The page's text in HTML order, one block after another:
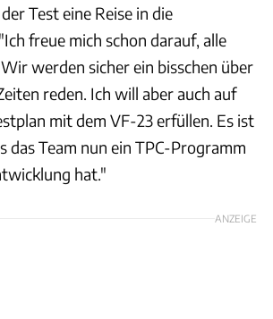
Test eine Reise in die
freue mich schon darauf, alle
werden sicher ein bisschen über
reden. Ich will aber auch auf
mit dem VF-23 erfüllen. Es ist
das Team nun ein TPC-Programm
hat."
ANZEIGE